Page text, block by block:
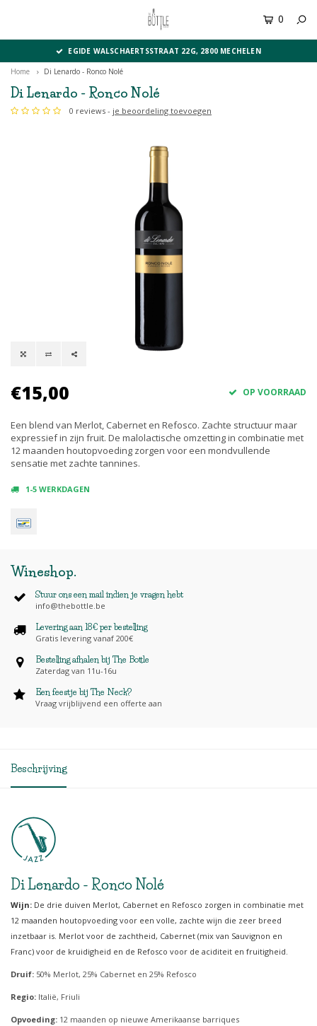
0
EGIDE WALSCHAERTSSTRAAT 22G, 2800 MECHELEN
Home Di Lenardo - Ronco Nolé
Di Lenardo - Ronco Nolé
0 reviews - je beoordeling toevoegen
€15,00 OP VOORRAAD
Een blend van Merlot, Cabernet en Refosco. Zachte structuur maar
expressief in zijn fruit. De malolactische omzetting in combinatie met
12 maanden houtopvoeding zorgen voor een mondvullende
sensatie met zachte tannines.
1-5 WERKDAGEN
Wineshop.
Stuur ons een mail indien je vragen hebt
info@thebottle.be
Levering aan 18€ per bestelling
Gratis levering vanaf 200€
Bestelling afhalen bij The Bottle
Zaterdag van 11u-16u
Een feestje bij The Neck?
Vraag vrijblijvend een offerte aan
Beschrijving
Di Lenardo - Ronco Nolé
Wijn: De drie duiven Merlot, Cabernet en Refosco zorgen in combinatie met
12 maanden houtopvoeding voor een volle, zachte wijn die zeer breed
inzetbaar is. Merlot voor de zachtheid, Cabernet (mix van Sauvignon en
Franc) voor de kruidigheid en de Refosco voor de aciditeit en fruitigheid.
Druif: 50% Merlot, 25% Cabernet en 25% Refosco
Regio: Italië, Friuli
Opvoeding: 12 maanden op nieuwe Amerikaanse barriques